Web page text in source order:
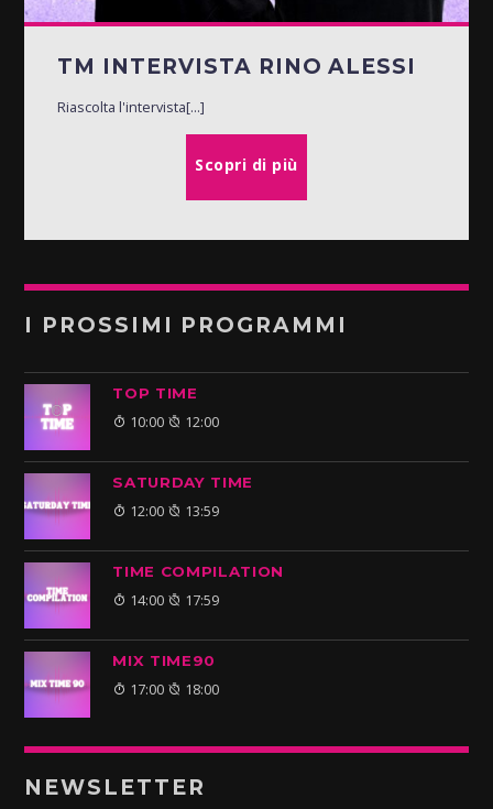
TM INTERVISTA RINO ALESSI
Riascolta l'intervista[...]
Scopri di più
I PROSSIMI PROGRAMMI
TOP TIME
10:00 12:00
SATURDAY TIME
12:00 13:59
TIME COMPILATION
14:00 17:59
MIX TIME90
17:00 18:00
NEWSLETTER